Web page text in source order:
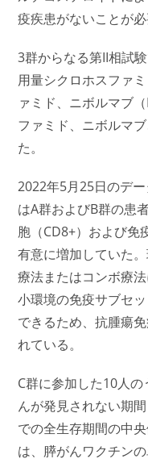
疫疾患がないことが必
3群からなる第II相試
用量シクロホスファ
ァミド、ニボルマブ
ファミド、ニボルマ
た。
2022年5月25日のデ
はA群およびB群の患
胞（CD8+）および免
有意に増加していた
療法またはコンボ療
小環境の免疫サブセ
できるため、抗腫瘍
れている。
C群に参加した10人
んが発見されない期
での全生存期間の中
は、膵がんワクチン